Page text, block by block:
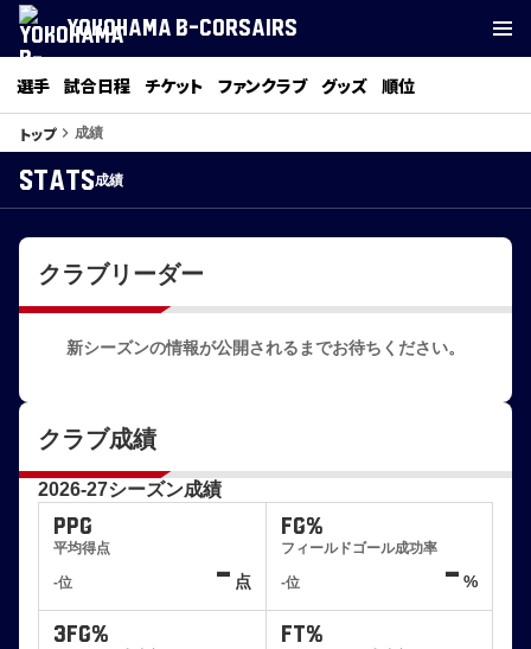
YOKOHAMA B-CORSAIRS
選手 試合日程 チケット ファンクラブ グッズ 順位
トップkeyboard_arrow_right 成績
stats成績
クラブリーダー
新シーズンの情報が公開されるまでお待ちください。
クラブ成績
2026-27シーズン成績
PPG
平均得点
-位 - 点
FG%
フィールドゴール成功率
-位 - %
3FG% FT%